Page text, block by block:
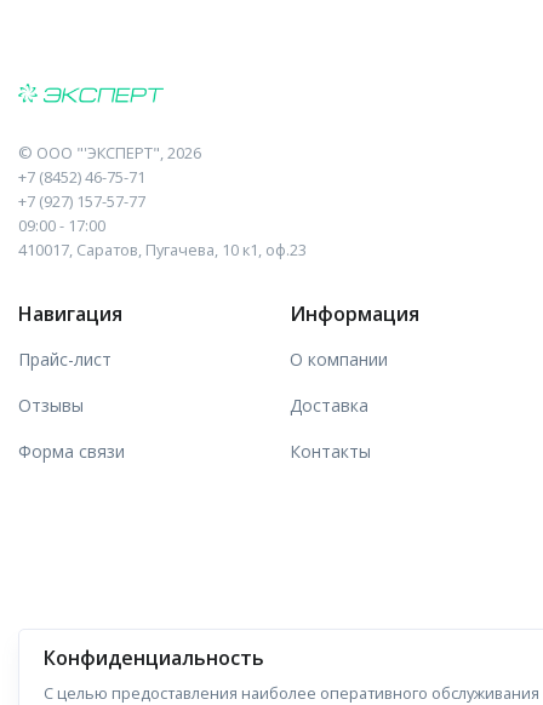
© ООО "'ЭКСПЕРТ", 2026
+7 (8452) 46-75-71
+7 (927) 157-57-77
09:00 - 17:00
410017, Саратов, Пугачева, 10 к1, оф.23
Навигация
Прайс-лист
Отзывы
Форма связи
Информация
О компании
Доставка
Контакты
Конфиденциальность
С целью предоставления наиболее оперативного обслуживания